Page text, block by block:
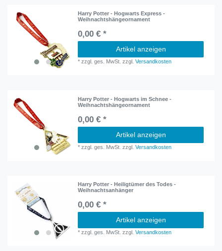
Harry Potter - Hogwarts Express -
Weihnachtshängeornament
0,00 € *
Artikel anzeigen
*zzgl. ges. MwSt. zzgl.Versandkosten
Harry Potter - Hogwarts im Schnee -
Weihnachtshängeornament
0,00 € *
Artikel anzeigen
*zzgl. ges. MwSt. zzgl.Versandkosten
Harry Potter - Heiligtümer des Todes -
Weihnachtsanhänger
0,00 € *
Artikel anzeigen
*zzgl. ges. MwSt. zzgl.Versandkosten